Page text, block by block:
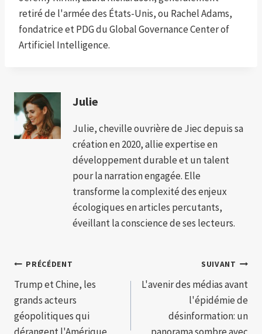
retiré de l'armée des États-Unis, ou Rachel Adams,
fondatrice et PDG du Global Governance Center of
Artificiel Intelligence.
Julie
Julie, cheville ouvrière de Jiec depuis sa
création en 2020, allie expertise en
développement durable et un talent
pour la narration engagée. Elle
transforme la complexité des enjeux
écologiques en articles percutants,
éveillant la conscience de ses lecteurs.
Navigation
de
l’article
PRÉCÉDENT
Trump et Chine, les
grands acteurs
géopolitiques qui
dérangent l'Amérique
SUIVANT
L'avenir des médias avant
l'épidémie de
désinformation: un
panorama sombre avec